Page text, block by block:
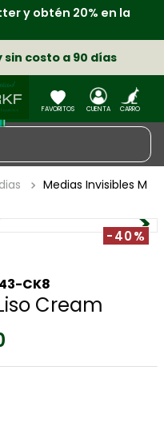
y obtén 20% en la
costo a 90 días
Medias Invisibles M
-40%
CK8
Cream